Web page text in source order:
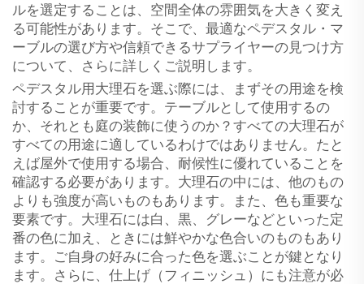
ルを選定することは、空間全体の雰囲気を大きく変え
る可能性があります。そこで、最適なペデスタル・マ
ーブルの選び方や信頼できるサプライヤーの見つけ方
について、さらに詳しくご説明します。
ペデスタル用大理石を選ぶ際には、まずその用途を検
討することが重要です。テーブルとして使用するの
か、それとも庭の装飾に使うのか？すべての大理石が
すべての用途に適しているわけではありません。たと
えば屋外で使用する場合、耐候性に優れていることを
確認する必要があります。大理石の中には、他のもの
よりも強度が高いものもあります。また、色も重要な
要素です。大理石には白、黒、グレーなどといった定
番の色に加え、ときには鮮やかな色合いのものもあり
ます。ご自身の好みに合った色を選ぶことが鍵となり
ます。さらに、仕上げ（フィニッシュ）にも注意が必